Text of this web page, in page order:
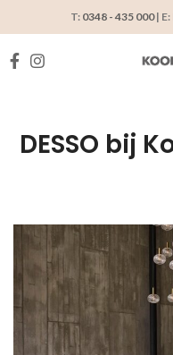
T: 0348 - 435 000| E:
DESSO bij